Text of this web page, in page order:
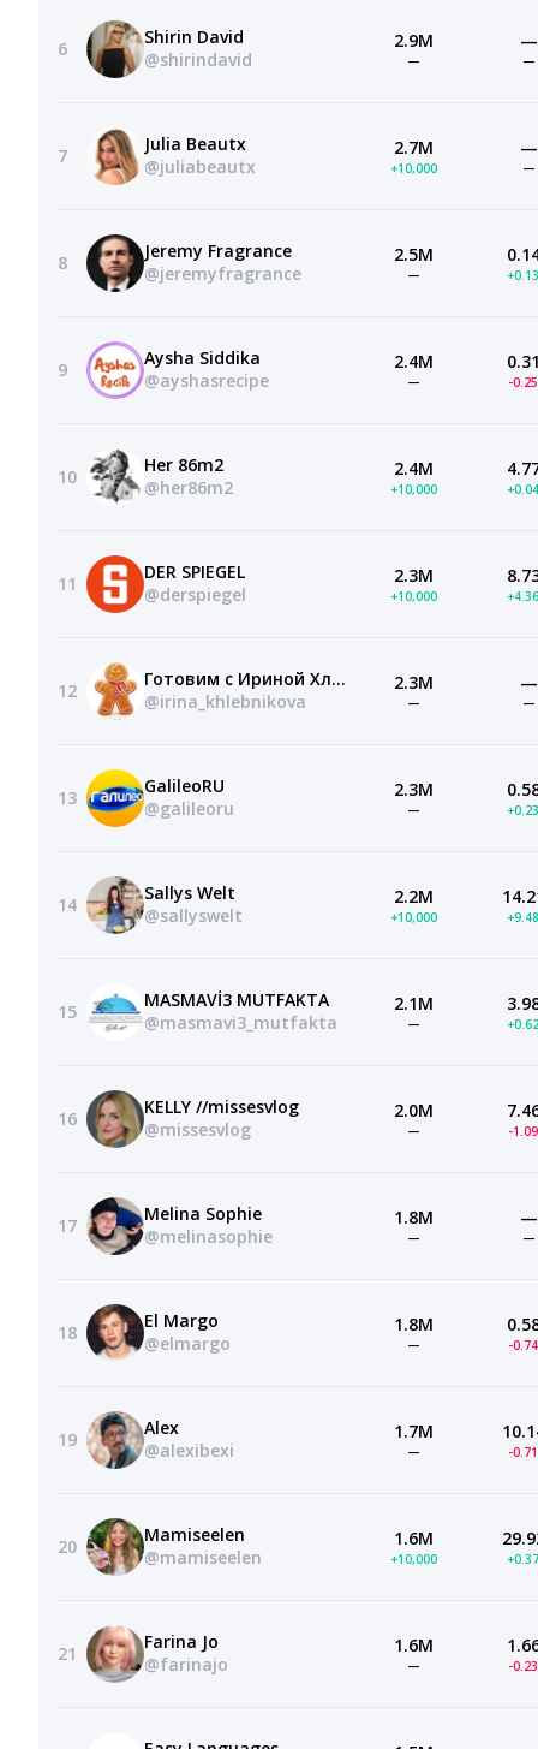
6
Shirin David
@shirindavid
2.9M
—
—
—
7
Julia Beautx
@juliabeautx
2.7M
+10,000
—
—
8
Jeremy Fragrance
@jeremyfragrance
2.5M
—
9
Aysha Siddika
@ayshasrecipe
2.4M
— -
10
Her 86m2
@her86m2
2.4M
+10,000
11
DER SPIEGEL
@derspiegel
2.3M
+10,000
12
Готовим с Ириной Хлебниковой
@irina_khlebnikova
2.3M
—
—
—
13
GalileoRU
@galileoru
2.3M
—
14
Sallys Welt
@sallyswelt
2.2M
+10,000
15
MASMAVİ3 MUTFAKTA
@masmavi3_mutfakta
2.1M
—
16
KELLY //missesvlog
@missesvlog
2.0M
— -
17
Melina Sophie
@melinasophie
1.8M
—
—
—
18
El Margo
@elmargo
1.8M
— -
19
Alex
@alexibexi
1.7M
— -
20
Mamiseelen
@mamiseelen
1.6M
+10,000
21
Farina Jo
@farinajo
1.6M
— -